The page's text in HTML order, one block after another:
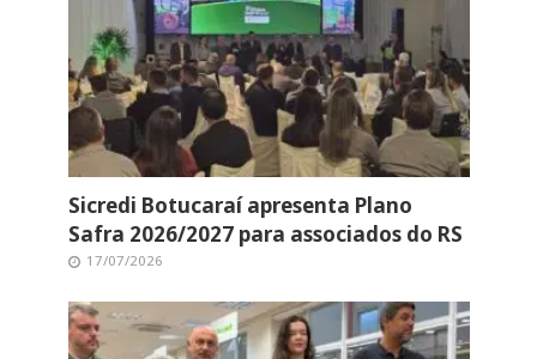
Sicredi Botucaraí apresenta Plano
Safra 2026/2027 para associados do RS
17/07/2026